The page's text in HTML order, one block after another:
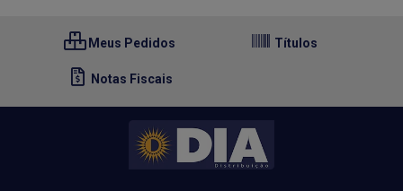
Meus Pedidos Títulos
Notas Fiscais